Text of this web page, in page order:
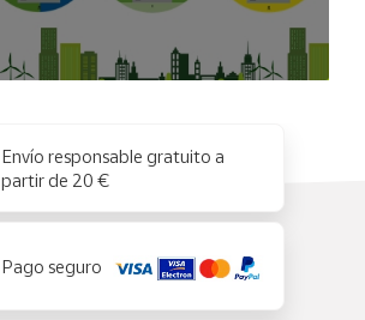
Envío responsable gratuito a
partir de 20 €
Pago seguro